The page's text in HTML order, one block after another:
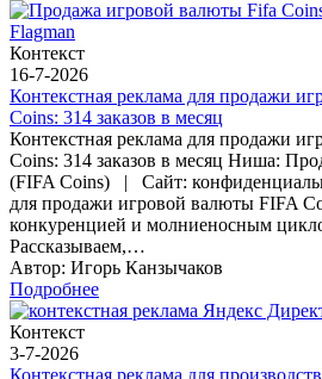
Контекст
16-7-2026
Контекстная реклама для продажи
Coins: 314 заказов в месяц
Контекстная реклама для продажи
Coins: 314 заказов в месяц Ниша:
(FIFA Coins) | Сайт:
для продажи игровой валюты FIFA
конкуренцией и молниеносным
Рассказываем,…
Автор: Игорь Канзычаков
Подробнее
Контекст
3-7-2026
Контекстная реклама для